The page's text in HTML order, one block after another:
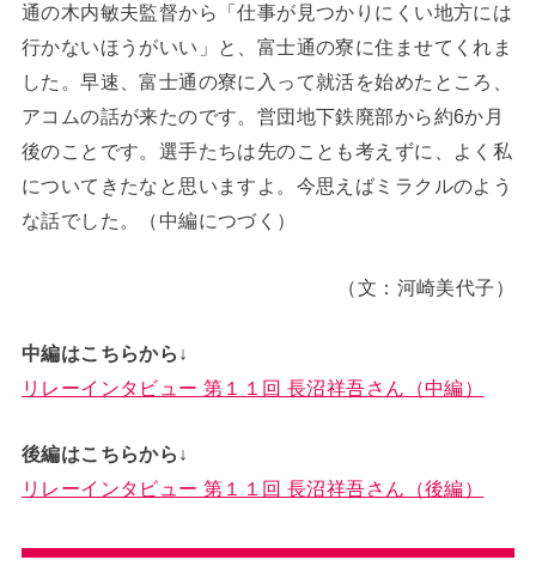
通の木内敏夫監督から「仕事が見つかりにくい地方には
行かないほうがいい」と、富士通の寮に住ませてくれま
した。早速、富士通の寮に入って就活を始めたところ、
アコムの話が来たのです。営団地下鉄廃部から約6か月
後のことです。選手たちは先のことも考えずに、よく私
についてきたなと思いますよ。今思えばミラクルのよう
な話でした。（中編につづく）
（文：河崎美代子）
中編はこちらから↓
リレーインタビュー 第１１回 長沼祥吾さん（中編）
後編はこちらから↓
リレーインタビュー 第１１回 長沼祥吾さん（後編）